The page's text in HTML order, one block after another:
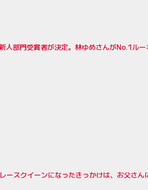
人部門受賞者が決定。林ゆめさんがNo.1ルー
ースクイーンになったきっかけは、お父さん